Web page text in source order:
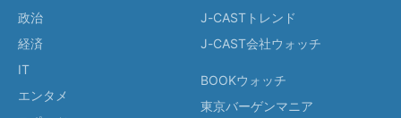
政治
経済
IT
エンタメ
J-CASTトレンド
J-CAST会社ウォッチ
BOOKウォッチ
東京バーゲンマニア